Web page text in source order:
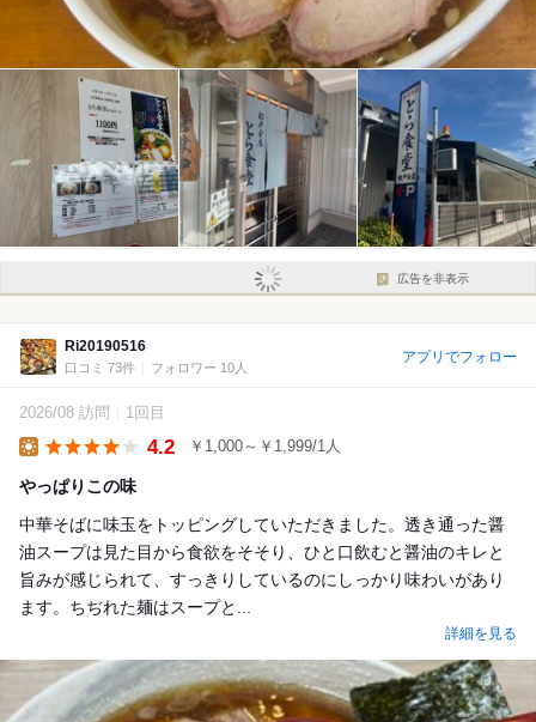
広告を非表示
Ri20190516
口コミ 73件 フォロワー 10人
アプリでフォロー
2026/08 訪問 1回目
4.2 ￥1,000～￥1,999/1人
やっぱりこの味
中華そばに味玉をトッピングしていただきました。透き通った醤
油スープは見た目から食欲をそそり、ひと口飲むと醤油のキレと
旨みが感じられて、すっきりしているのにしっかり味わいがあり
ます。ちぢれた麺はスープと...
詳細を見る